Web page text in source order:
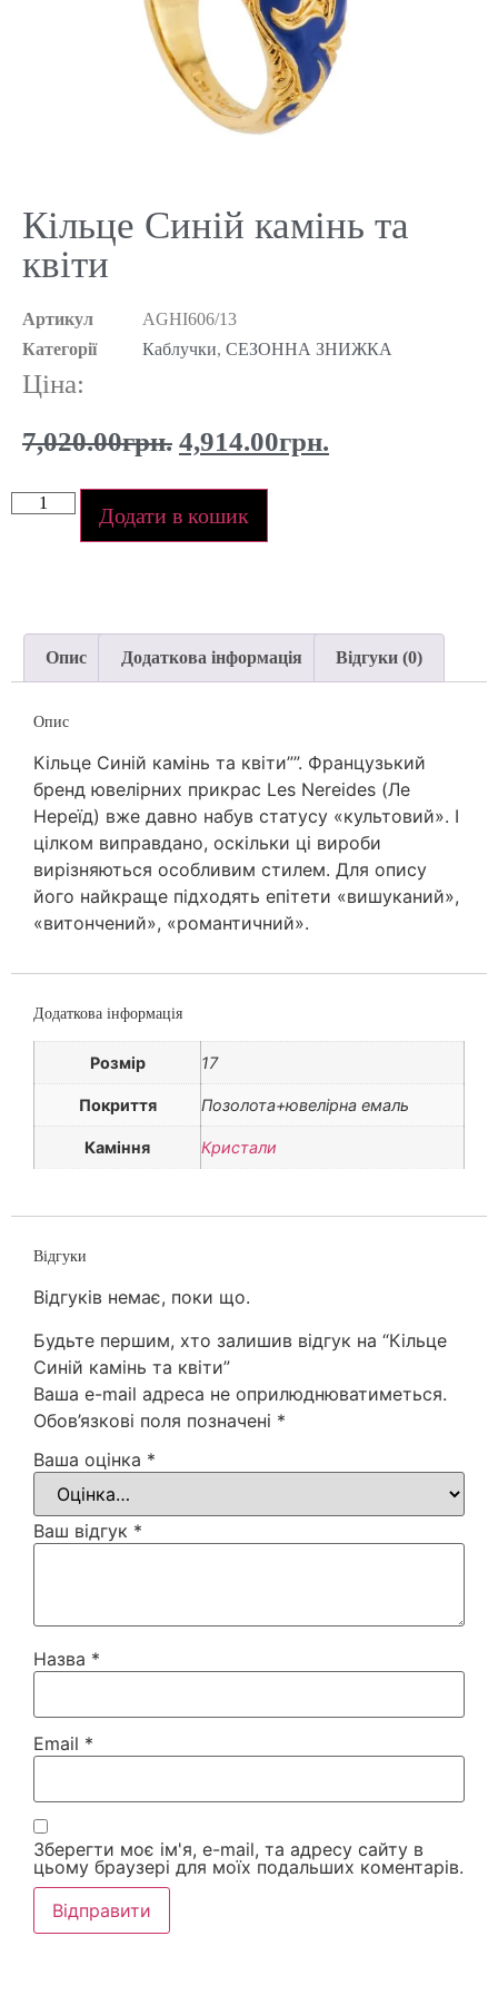
Кільце Синій камінь та
квіти
Артикул
AGHI606/13
Категорії
Каблучки, СЕЗОННА ЗНИЖКА
Ціна:
7,020.00грн. 4,914.00грн.
Додати в кошик
Опис Додаткова інформація Відгуки (0)
Опис
Кільце Синій камінь та квіти””. Французький
бренд ювелірних прикрас Les Nereides (Ле
Нереїд) вже давно набув статусу «культовий». І
цілком виправдано, оскільки ці вироби
вирізняються особливим стилем. Для опису
його найкраще підходять епітети «вишуканий»,
«витончений», «романтичний».
Додаткова інформація
Розмір 17
Покриття Позолота+ювелірна емаль
Каміння Кристали
Відгуки
Відгуків немає, поки що.
Будьте першим, хто залишив відгук на “Кільце
Синій камінь та квіти”
Ваша e-mail адреса не оприлюднюватиметься.
Обов’язкові поля позначені *
Ваша оцінка *
Ваш відгук *
Назва *
Email *
Зберегти моє ім'я, e-mail, та адресу сайту в
цьому браузері для моїх подальших коментарів.